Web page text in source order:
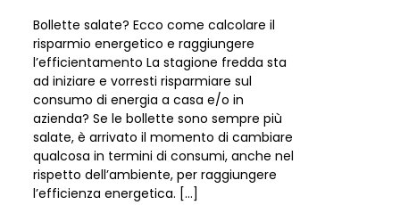
Bollette salate? Ecco come calcolare il
risparmio energetico e raggiungere
l’efficientamento La stagione fredda sta
ad iniziare e vorresti risparmiare sul
consumo di energia a casa e/o in
azienda? Se le bollette sono sempre più
salate, è arrivato il momento di cambiare
qualcosa in termini di consumi, anche nel
rispetto dell’ambiente, per raggiungere
l’efficienza energetica. […]